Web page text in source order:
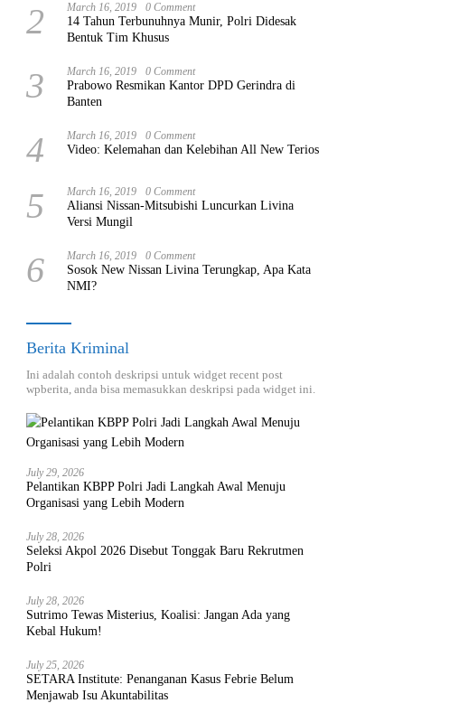
2 March 16, 2019 0 Comment
14 Tahun Terbunuhnya Munir, Polri Didesak
Bentuk Tim Khusus
3 March 16, 2019 0 Comment
Prabowo Resmikan Kantor DPD Gerindra di
Banten
4 March 16, 2019 0 Comment
Video: Kelemahan dan Kelebihan All New Terios
5 March 16, 2019 0 Comment
Aliansi Nissan-Mitsubishi Luncurkan Livina
Versi Mungil
6 March 16, 2019 0 Comment
Sosok New Nissan Livina Terungkap, Apa Kata
NMI?
Berita Kriminal
Ini adalah contoh deskripsi untuk widget recent post
wpberita, anda bisa memasukkan deskripsi pada widget ini.
July 29, 2026
Pelantikan KBPP Polri Jadi Langkah Awal Menuju
Organisasi yang Lebih Modern
July 28, 2026
Seleksi Akpol 2026 Disebut Tonggak Baru Rekrutmen
Polri
July 28, 2026
Sutrimo Tewas Misterius, Koalisi: Jangan Ada yang
Kebal Hukum!
July 25, 2026
SETARA Institute: Penanganan Kasus Febrie Belum
Menjawab Isu Akuntabilitas